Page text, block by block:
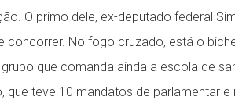
O primo dele, ex-deputado federal
No fogo cruzado, está o
que comanda ainda a escola de
teve 10 mandatos de parlamentar e